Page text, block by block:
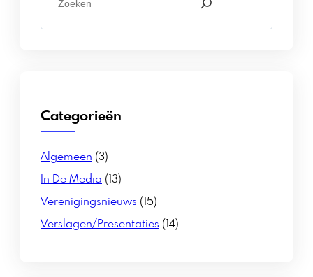
Categorieën
Algemeen (3)
In De Media (13)
Verenigingsnieuws (15)
Verslagen/presentaties (14)